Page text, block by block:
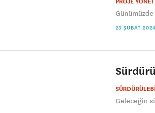
23 ŞUBAT
Geleceğin